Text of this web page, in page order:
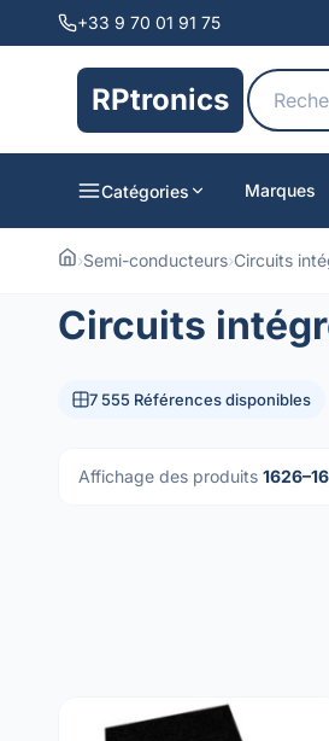
+33 9 70 01 91 75
RPtronics
Catégories Marques
›Semi-conducteurs›Circuits
Circuits
7 555 Références disponibles
Affichage des produits